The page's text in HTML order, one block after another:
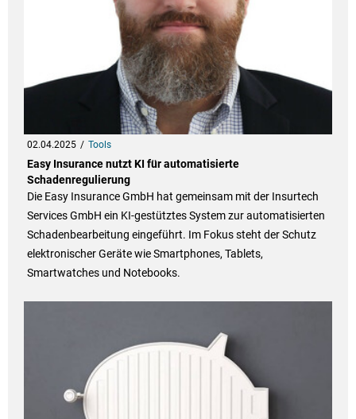
02.04.2025 Tools
Easy Insurance nutzt KI für automatisierte
Schadenregulierung
Die Easy Insurance GmbH hat gemeinsam mit der Insurtech
Services GmbH ein KI-gestütztes System zur automatisierten
Schadenbearbeitung eingeführt. Im Fokus steht der Schutz
elektronischer Geräte wie Smartphones, Tablets,
Smartwatches und Notebooks.